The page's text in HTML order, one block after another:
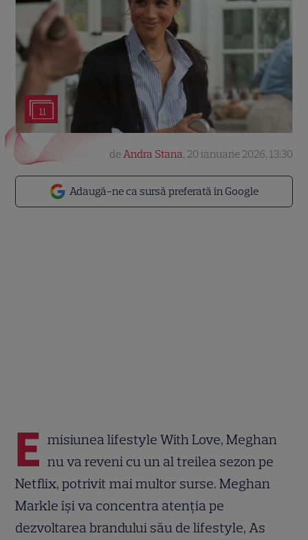
11
Adaugă-ne ca sursă preferată în Google
deAndra Stana, 20 ianuarie 2026, 13:30
E misiunea lifestyle With Love, Meghan
nu va reveni cu un al treilea sezon pe
Netflix, potrivit mai multor surse. Meghan
Markle își va concentra atenția pe
dezvoltarea brandului său de lifestyle, As